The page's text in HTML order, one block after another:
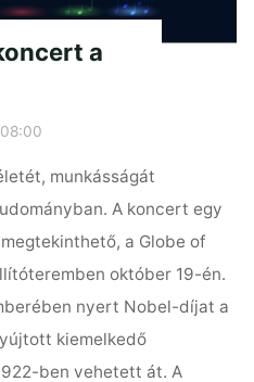
a
munkásságát
A koncert egy
a Globe of
október 19-én.
nyert Nobel-díjat a
kiemelkedő
ben vehetett át. A